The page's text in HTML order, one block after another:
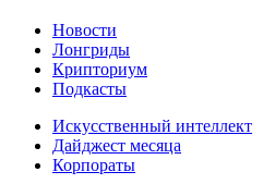
Новости
Лонгриды
Крипториум
Подкасты
Искусственный интеллект
Дайджест месяца
Корпораты